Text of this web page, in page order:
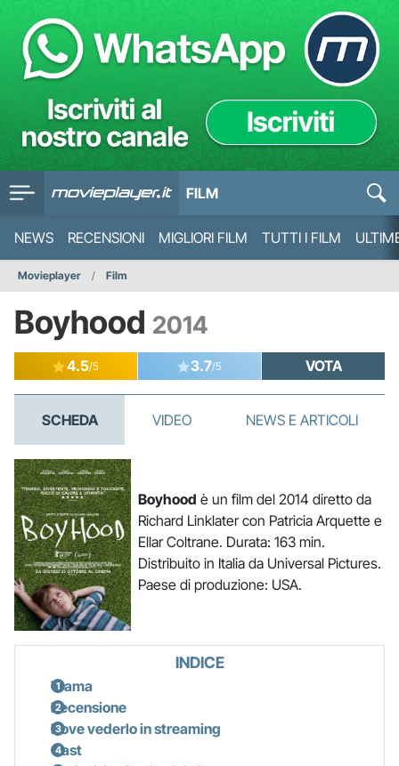
FILM
NEWS RECENSIONI MIGLIORI FILM TUTTI I FILM
Movieplayer Film
Boyhood 2014
4.5/5 3.7/5 VOTA
SCHEDA VIDEO NEWS E ARTICOLI
Boyhood è un film del 2014 diretto da
Richard Linklater con Patricia Arquette e
Ellar Coltrane. Durata: 163 min.
Distribuito in Italia da Universal Pictures.
Paese di produzione: USA.
INDICE
Trama
Recensione
Dove vederlo in streaming
Cast